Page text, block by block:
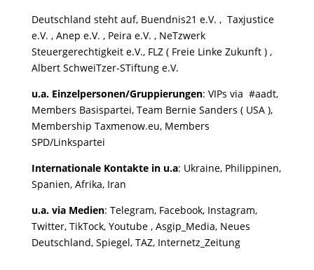
Deutschland steht auf, Buendnis21 e.V. , Taxjustice
e.V. , Anep e.V. , Peira e.V. , NeTzwerk
Steuergerechtigkeit e.V., FLZ ( Freie Linke Zukunft ) ,
Albert SchweiTzer-STiftung e.V.
u.a. Einzelpersonen/Gruppierungen: VIPs via #aadt,
Members Basispartei, Team Bernie Sanders ( USA ),
Membership Taxmenow.eu, Members
SPD/Linkspartei
Internationale Kontakte in u.a: Ukraine, Philippinen,
Spanien, Afrika, Iran
u.a. via Medien: Telegram, Facebook, Instagram,
Twitter, TikTock, Youtube , Asgip_Media, Neues
Deutschland, Spiegel, TAZ, Internetz_Zeitung